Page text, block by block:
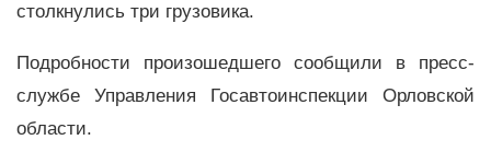
столкнулись три грузовика.
Подробности произошедшего сообщили в пресс-
службе Управления Госавтоинспекции Орловской
области.